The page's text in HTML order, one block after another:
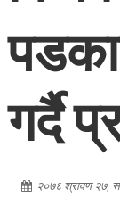
गर्दै
२०७६ श्रावण २७,